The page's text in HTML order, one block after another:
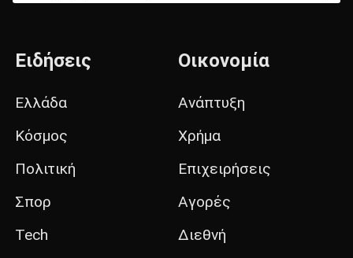
Ειδήσεις
Ελλάδα
Κόσμος
Πολιτική
Σπορ
Tech
Οικονομία
Ανάπτυξη
Χρήμα
Επιχειρήσεις
Αγορές
Διεθνή